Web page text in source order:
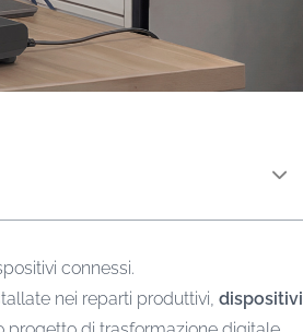
connessi.
nei reparti produttivi, dispositivi